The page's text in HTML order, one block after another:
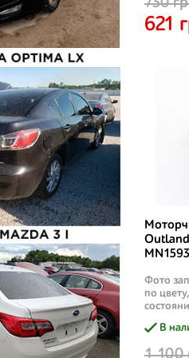
621
Фото
по
В
1 100